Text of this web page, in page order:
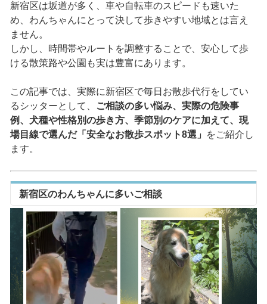
新宿区は坂道が多く、車や自転車のスピードも速いた
め、わんちゃんにとって決して歩きやすい地域とは言え
ません。
しかし、時間帯やルートを調整することで、安心して歩
ける散策路や公園も実は豊富にあります。
この記事では、実際に新宿区で毎日お散歩代行をしてい
るシッターとして、
ご相談の多い悩み、実際の危険事
例、犬種や性格別の歩き方、季節別のケアに加えて、現
場目線で選んだ「安全なお散歩スポット8選」
をご紹介し
ます。
新宿区のわんちゃんに多いご相談